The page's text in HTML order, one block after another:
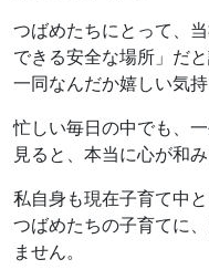
つばめたちにとって、
できる安全な場所」だ
一同なんだか嬉しい気持
忙しい毎日の中でも、
見ると、本当に心が和み
私自身も現在子育て中
つばめたちの子育てに
ません。